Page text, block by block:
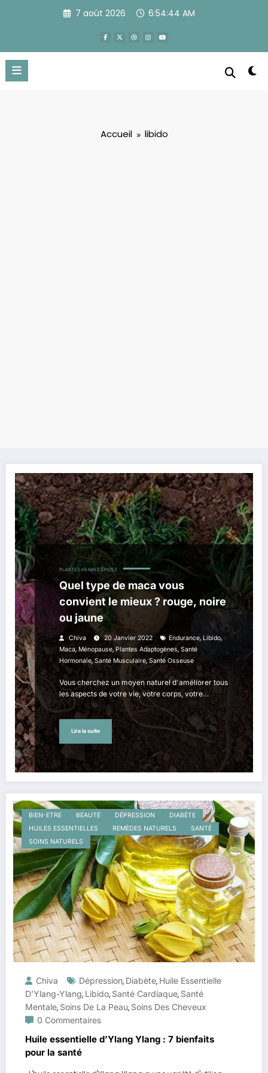
7 août 2026 6:54:45 AM
Accueil libido
PLANTES HERBES ÉPICES
Quel type de maca vous
convient le mieux ? rouge, noire
ou jaune
Chiva 20 Janvier 2022 Endurance, Libido,
Maca, Ménopause, Plantes Adaptogènes, Santé
Hormonale,Santé Musculaire, Santé Osseuse
Vous cherchez un moyen naturel d'améliorer tous
les aspects de votre vie, votre corps, votre…
Lire la suite
BIEN-ETRE BEAUTÉ DÉPRESSION
DIABÈTE
HUILES ESSENTIELLES
REMÈDES NATURELS
SANTÉ
SOINS NATURELS
Chiva Dépression, Diabète, Huile Essentielle
D’Ylang-Ylang, Libido, Santé Cardiaque, Santé
Mentale, Soins De La Peau, Soins Des Cheveux
0 Commentaires
Huile essentielle d’Ylang Ylang : 7 bienfaits
pour la santé